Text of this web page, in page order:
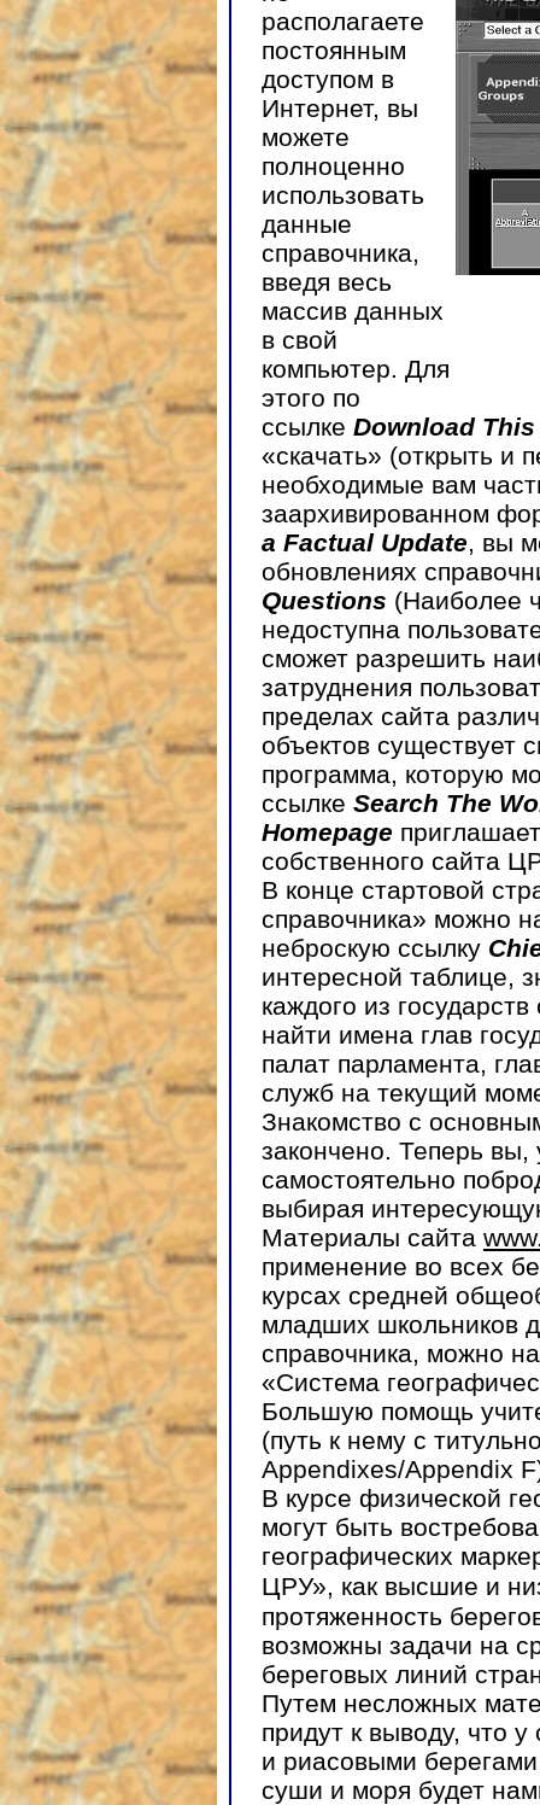
располагаете
постоянным
доступом в
Интернет, вы
можете
полноценно
использовать
данные
справочника,
введя весь
массив данных
в свой
компьютер. Для
этого по
ссылке Download
«скачать» (открыть и
необходимые вам
заархивированном
a Factual Update, вы
обновлениях
Questions (Наиболее
недоступна
сможет разрешить
затруднения
пределах сайта
объектов существует
программа, которую
ссылке Search The
Homepage
собственного сайта
В конце стартовой
справочника» можно
неброскую ссылку
интересной таблице,
каждого из
найти имена глав
палат парламента,
служб на текущий
Знакомство с
закончено. Теперь
самостоятельно
выбирая
Материалы сайта
применение во всех
курсах средней
младших школьников
справочника, можно
«Система
Большую помощь
(путь к нему с
Appendixes/Appendix
В курсе физической
могут быть
географических
ЦРУ», как высшие и
протяженность
возможны задачи на
береговых линий
Путем несложных
придут к выводу, что
и риасовыми
суши и моря будет